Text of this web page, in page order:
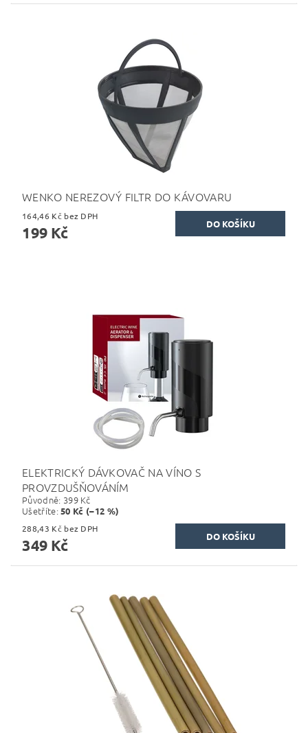
WENKO NEREZOVÝ FILTR DO KÁVOVARU
164,46 Kč bez DPH
199 Kč
ELEKTRICKÝ DÁVKOVAČ NA VÍNO S
PROVZDUŠŇOVÁNÍM
Původně: 399 Kč
Ušetříte:50 Kč (–12 %)
288,43 Kč bez DPH
349 Kč